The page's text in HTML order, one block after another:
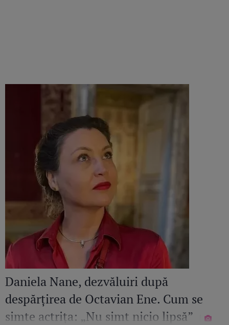
Daniela Nane, dezvăluiri după
despărțirea de Octavian Ene. Cum se
simte actrița: „Nu simt nicio lipsă”